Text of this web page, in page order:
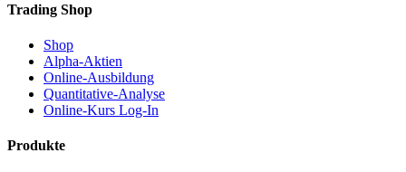
Trading Shop
Shop
Alpha-Aktien
Online-Ausbildung
Quantitative-Analyse
Online-Kurs Log-In
Produkte